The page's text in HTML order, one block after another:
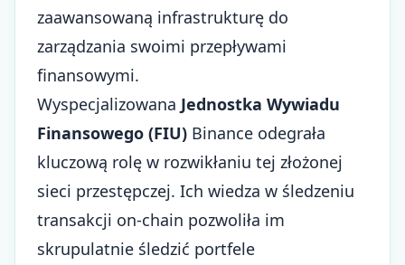
zaawansowaną infrastrukturę do
zarządzania swoimi przepływami
finansowymi.
Wyspecjalizowana Jednostka Wywiadu
Finansowego (FIU) Binance odegrała
kluczową rolę w rozwikłaniu tej złożonej
sieci przestępczej. Ich wiedza w śledzeniu
transakcji on-chain pozwoliła im
skrupulatnie śledzić portfele